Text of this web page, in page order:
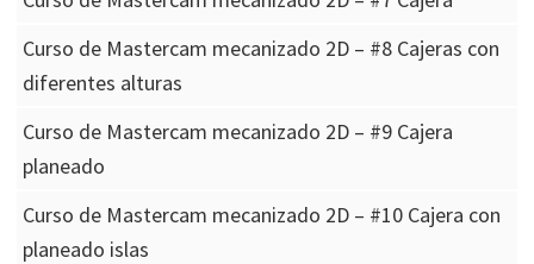
Curso de Mastercam mecanizado 2D – #8 Cajeras con
diferentes alturas
Curso de Mastercam mecanizado 2D – #9 Cajera
planeado
Curso de Mastercam mecanizado 2D – #10 Cajera con
planeado islas